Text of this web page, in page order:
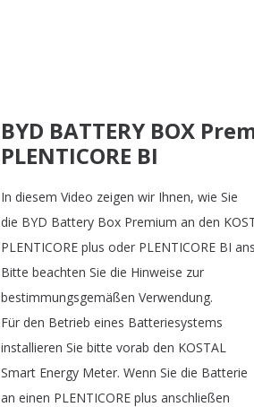
BYD BATTERY BOX
PLENTICORE BI
In diesem Video zeigen wir Ihnen, wie Sie
die BYD Battery Box Premium an den
PLENTICORE plus oder PLENTICORE BI
Bitte beachten Sie die Hinweise zur
bestimmungsgemäßen Verwendung.
Für den Betrieb eines Batteriesystems
installieren Sie bitte vorab den KOSTAL
Smart Energy Meter. Wenn Sie die Batterie
an einen PLENTICORE plus anschließen